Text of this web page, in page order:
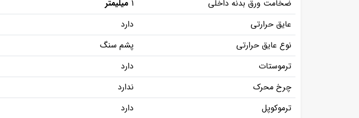
ضخامت ورق بدنه داخلی
1 میلیمتر
عایق حرارتی
دارد
نوع عایق حرارتی
پشم سنگ
ترموستات
دارد
چرخ محرک
ندارد
ترموکوپل
دارد